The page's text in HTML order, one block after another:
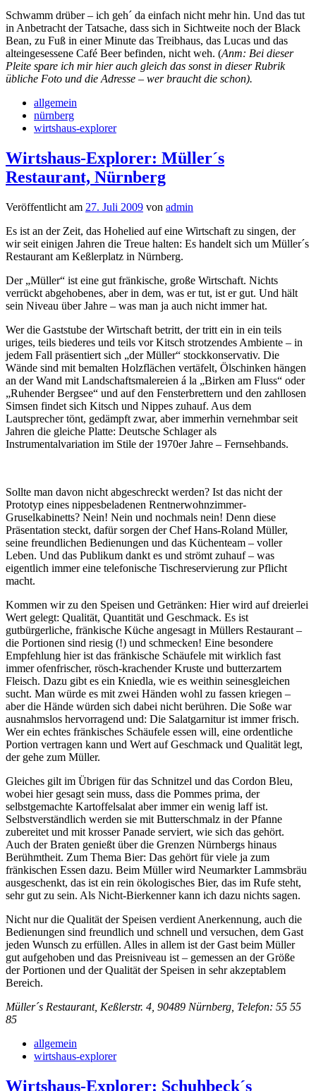
Schwamm drüber – ich geh´ da einfach nicht mehr hin. Und das tut
in Anbetracht der Tatsache, dass sich in Sichtweite noch der Black
Bean, zu Fuß in einer Minute das Treibhaus, das Lucas und das
alteingesessene Café Beer befinden, nicht weh. (Anm: Bei dieser
Pleite spare ich mir hier auch gleich das sonst in dieser Rubrik
übliche Foto und die Adresse – wer braucht die schon).
allgemein
nürnberg
wirtshaus-explorer
Wirtshaus-Explorer: Müller´s
Restaurant, Nürnberg
Veröffentlicht am 27. Juli 2009 von admin
Es ist an der Zeit, das Hohelied auf eine Wirtschaft zu singen, der
wir seit einigen Jahren die Treue halten: Es handelt sich um Müller´s
Restaurant am Keßlerplatz in Nürnberg.
Der „Müller“ ist eine gut fränkische, große Wirtschaft. Nichts
verrückt abgehobenes, aber in dem, was er tut, ist er gut. Und hält
sein Niveau über Jahre – was man ja auch nicht immer hat.
Wer die Gaststube der Wirtschaft betritt, der tritt ein in ein teils
uriges, teils biederes und teils vor Kitsch strotzendes Ambiente – in
jedem Fall präsentiert sich „der Müller“ stockkonservativ. Die
Wände sind mit bemalten Holzflächen vertäfelt, Ölschinken hängen
an der Wand mit Landschaftsmalereien á la „Birken am Fluss“ oder
„Ruhender Bergsee“ und auf den Fensterbrettern und den zahllosen
Simsen findet sich Kitsch und Nippes zuhauf. Aus dem
Lautsprecher tönt, gedämpft zwar, aber immerhin vernehmbar seit
Jahren die gleiche Platte: Deutsche Schlager als
Instrumentalvariation im Stile der 1970er Jahre – Fernsehbands.
Sollte man davon nicht abgeschreckt werden? Ist das nicht der
Prototyp eines nippesbeladenen Rentnerwohnzimmer-
Gruselkabinetts? Nein! Nein und nochmals nein! Denn diese
Präsentation steckt, dafür sorgen der Chef Hans-Roland Müller,
seine freundlichen Bedienungen und das Küchenteam – voller
Leben. Und das Publikum dankt es und strömt zuhauf – was
eigentlich immer eine telefonische Tischreservierung zur Pflicht
macht.
Kommen wir zu den Speisen und Getränken: Hier wird auf dreierlei
Wert gelegt: Qualität, Quantität und Geschmack. Es ist
gutbürgerliche, fränkische Küche angesagt in Müllers Restaurant –
die Portionen sind riesig (!) und schmecken! Eine besondere
Empfehlung hier ist das fränkische Schäufele mit wirklich fast
immer ofenfrischer, rösch-krachender Kruste und butterzartem
Fleisch. Dazu gibt es ein Kniedla, wie es weithin seinesgleichen
sucht. Man würde es mit zwei Händen wohl zu fassen kriegen –
aber die Hände würden sich dabei nicht berühren. Die Soße war
ausnahmslos hervorragend und: Die Salatgarnitur ist immer frisch.
Wer ein echtes fränkisches Schäufele essen will, eine ordentliche
Portion vertragen kann und Wert auf Geschmack und Qualität legt,
der gehe zum Müller.
Gleiches gilt im Übrigen für das Schnitzel und das Cordon Bleu,
wobei hier gesagt sein muss, dass die Pommes prima, der
selbstgemachte Kartoffelsalat aber immer ein wenig laff ist.
Selbstverständlich werden sie mit Butterschmalz in der Pfanne
zubereitet und mit krosser Panade serviert, wie sich das gehört.
Auch der Braten genießt über die Grenzen Nürnbergs hinaus
Berühmtheit. Zum Thema Bier: Das gehört für viele ja zum
fränkischen Essen dazu. Beim Müller wird Neumarkter Lammsbräu
ausgeschenkt, das ist ein rein ökologisches Bier, das im Rufe steht,
sehr gut zu sein. Als Nicht-Bierkenner kann ich dazu nichts sagen.
Nicht nur die Qualität der Speisen verdient Anerkennung, auch die
Bedienungen sind freundlich und schnell und versuchen, dem Gast
jeden Wunsch zu erfüllen. Alles in allem ist der Gast beim Müller
gut aufgehoben und das Preisniveau ist – gemessen an der Größe
der Portionen und der Qualität der Speisen in sehr akzeptablem
Bereich.
Müller´s Restaurant, Keßlerstr. 4, 90489 Nürnberg, Telefon: 55 55
85
allgemein
wirtshaus-explorer
Wirtshaus-Explorer: Schuhbeck´s